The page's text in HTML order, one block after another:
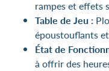
rampes et effets
Table de Jeu :
époustouflants
État de
à offrir des